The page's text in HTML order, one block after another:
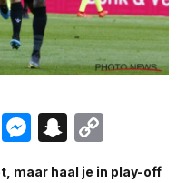
X Messenger
Snapchat
Link
maar haal je in play-off